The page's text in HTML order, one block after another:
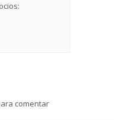
comentar